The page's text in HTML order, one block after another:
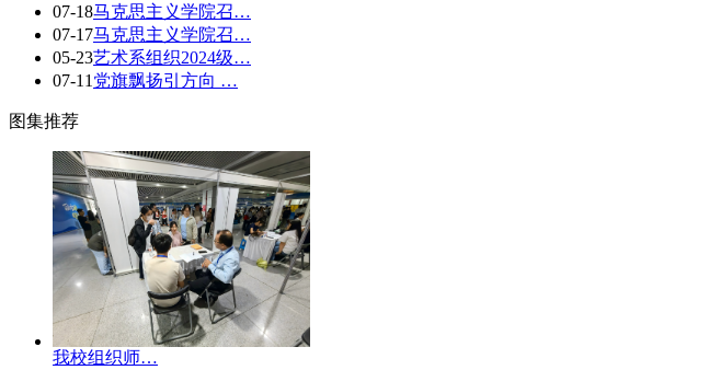
07-18马克思主义学院召…
07-17马克思主义学院召…
05-23艺术系组织2024级…
07-11 党旗飘扬引方向 …
图集推荐
我校组织师…